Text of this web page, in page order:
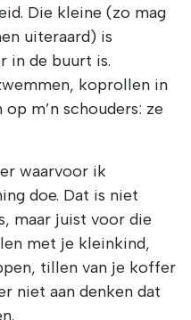
Die kleine (zo mag
uiteraard) is
in de buurt is.
koprollen in
m’n schouders: ze
waarvoor ik
doe. Dat is niet
maar juist voor die
met je kleinkind,
tillen van je koffer
niet aan denken dat